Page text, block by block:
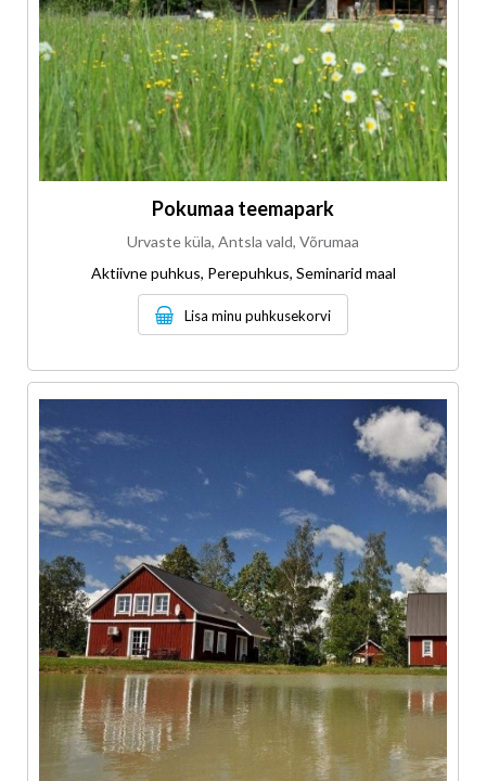
Pokumaa teemapark
Urvaste küla, Antsla vald, Võrumaa
Aktiivne puhkus, Perepuhkus, Seminarid maal
Lisa minu puhkusekorvi